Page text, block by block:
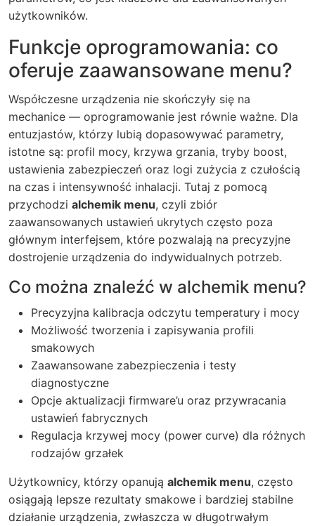
użytkowników.
Funkcje oprogramowania: co
oferuje zaawansowane menu?
Współczesne urządzenia nie skończyły się na
mechanice — oprogramowanie jest równie ważne. Dla
entuzjastów, którzy lubią dopasowywać parametry,
istotne są: profil mocy, krzywa grzania, tryby boost,
ustawienia zabezpieczeń oraz logi zużycia z czułością
na czas i intensywność inhalacji. Tutaj z pomocą
przychodzi alchemik menu, czyli zbiór
zaawansowanych ustawień ukrytych często poza
głównym interfejsem, które pozwalają na precyzyjne
dostrojenie urządzenia do indywidualnych potrzeb.
Co można znaleźć w alchemik menu?
Precyzyjna kalibracja odczytu temperatury i mocy
Możliwość tworzenia i zapisywania profili
smakowych
Zaawansowane zabezpieczenia i testy
diagnostyczne
Opcje aktualizacji firmware’u oraz przywracania
ustawień fabrycznych
Regulacja krzywej mocy (power curve) dla różnych
rodzajów grzałek
Użytkownicy, którzy opanują alchemik menu, często
osiągają lepsze rezultaty smakowe i bardziej stabilne
działanie urządzenia, zwłaszcza w długotrwałym